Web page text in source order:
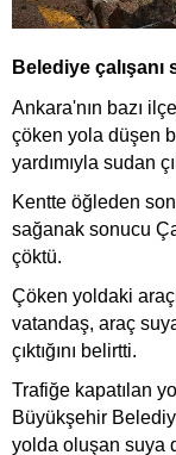
Belediye
Ankara'nın bazı
çöken yola düşen
yardımıyla sudan
Kentte öğleden
sağanak sonucu
çöktü.
Çöken yoldaki
vatandaş, araç
çıktığını belirtti.
Trafiğe kapatılan
Büyükşehir
yolda oluşan suya